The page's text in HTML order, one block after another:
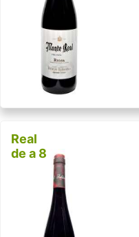
Real
de a 8